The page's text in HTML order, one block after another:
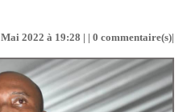
2022 à 19:28 | | 0 commentaire(s)|